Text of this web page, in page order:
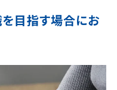
目指す場合にお